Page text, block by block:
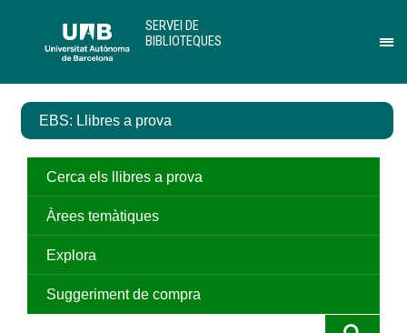
contingut
el
de
SERVEI DE
BIBLIOTEQUES
EBS: Llibres a prova
Cerca els llibres a prova
Àrees temàtiques
Explora
Suggeriment de compra